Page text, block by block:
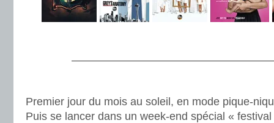
Premier jour du mois au soleil, en mode pique-
Puis se lancer dans un week-end spécial «